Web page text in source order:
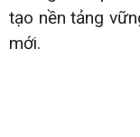
tạo nền tảng
mới.